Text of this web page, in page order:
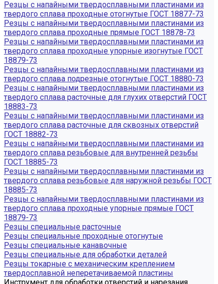
Резцы с напайными твердосплавными пластинами из
твердого сплава проходные отогнутые ГОСТ 18877-73
Резцы с напайными твердосплавными пластинами из
твердого сплава проходные прямые ГОСТ 18878-73
Резцы с напайными твердосплавными пластинами из
твердого сплава проходные упорные изогнутые ГОСТ
18879-73
Резцы с напайными твердосплавными пластинами из
твердого сплава подрезные отогнутые ГОСТ 18880-73
Резцы с напайными твердосплавными пластинами из
твердого сплава расточные для глухих отверстий ГОСТ
18883-73
Резцы с напайными твердосплавными пластинами из
твердого сплава расточные для сквозных отверстий
ГОСТ 18882-73
Резцы с напайными твердосплавными пластинами из
твердого сплава резьбовые для внутренней резьбы
ГОСТ 18885-73
Резцы с напайными твердосплавными пластинами из
твердого сплава резьбовые для наружной резьбы ГОСТ
18885-73
Резцы с напайными твердосплавными пластинами из
твердого сплава проходные упорные прямые ГОСТ
18879-73
Резцы специальные расточные
Резцы специальные проходные отогнутые
Резцы специальные канавочные
Резцы специальные для обработки деталей
Резцы токарные с механическим креплением
твердосплавной неперетачиваемой пластины